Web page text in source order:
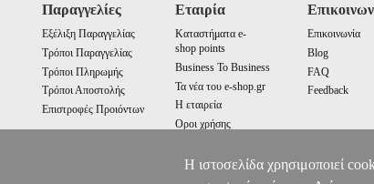
Παραγγελίες
Εξέλιξη Παραγγελίας
Τρόποι Παραγγελίας
Τρόποι Πληρωμής
Τρόποι Αποστολής
Επιστροφές Προιόντων
Εταιρία
Καταστήματα e-
shop points
Business To Business
Τα νέα του e-shop.gr
Η εταιρεία
Οροι χρήσης
Επικοινωνία
Blog
FAQ
Feedback
Η ιστοσελίδα χρησιμοποιεί